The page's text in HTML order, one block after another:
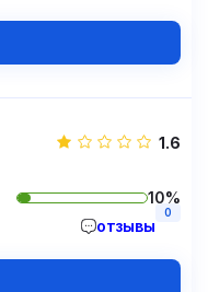
1.6
10%
отзывы
0